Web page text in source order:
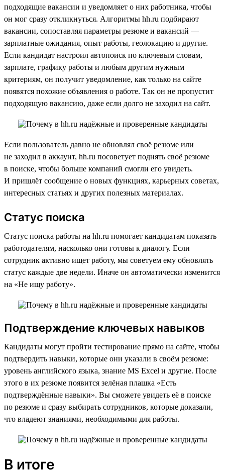
подходящие вакансии и уведомляет о них работника, чтобы
он мог сразу откликнуться. Алгоритмы hh.ru подбирают
вакансии, сопоставляя параметры резюме и вакансий —
зарплатные ожидания, опыт работы, геолокацию и другие.
Если кандидат настроил автопоиск по ключевым словам,
зарплате, графику работы и любым другим нужным
критериям, он получит уведомление, как только на сайте
появятся похожие объявления о работе. Так он не пропустит
подходящую вакансию, даже если долго не заходил на сайт.
Если пользователь давно не обновлял своё резюме или
не заходил в аккаунт, hh.ru посоветует поднять своё резюме
в поиске, чтобы больше компаний смогли его увидеть.
И пришлёт сообщение о новых функциях, карьерных советах,
интересных статьях и других полезных материалах.
Статус поиска
Статус поиска работы на hh.ru помогает кандидатам показать
работодателям, насколько они готовы к диалогу. Если
сотрудник активно ищет работу, мы советуем ему обновлять
статус каждые две недели. Иначе он автоматически изменится
на «Не ищу работу».
Подтверждение ключевых навыков
Кандидаты могут пройти тестирование прямо на сайте, чтобы
подтвердить навыки, которые они указали в своём резюме:
уровень английского языка, знание MS Excel и другие. После
этого в их резюме появится зелёная плашка «Есть
подтверждённые навыки». Вы сможете увидеть её в поиске
по резюме и сразу выбирать сотрудников, которые доказали,
что владеют знаниями, необходимыми для работы.
В итоге